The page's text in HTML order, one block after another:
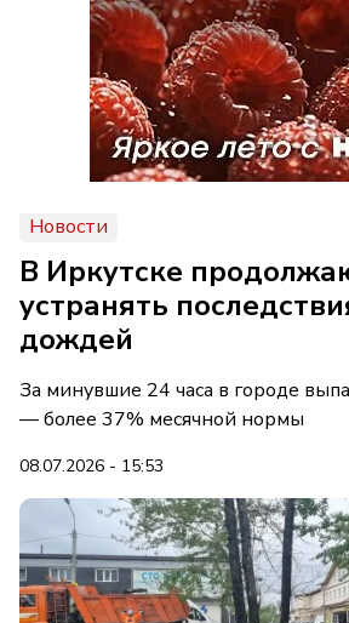
Новости
В Иркутске
устранять
дождей
За минувшие 24 часа в городе
— более 37% месячной нормы
08.07.2026 - 15:53